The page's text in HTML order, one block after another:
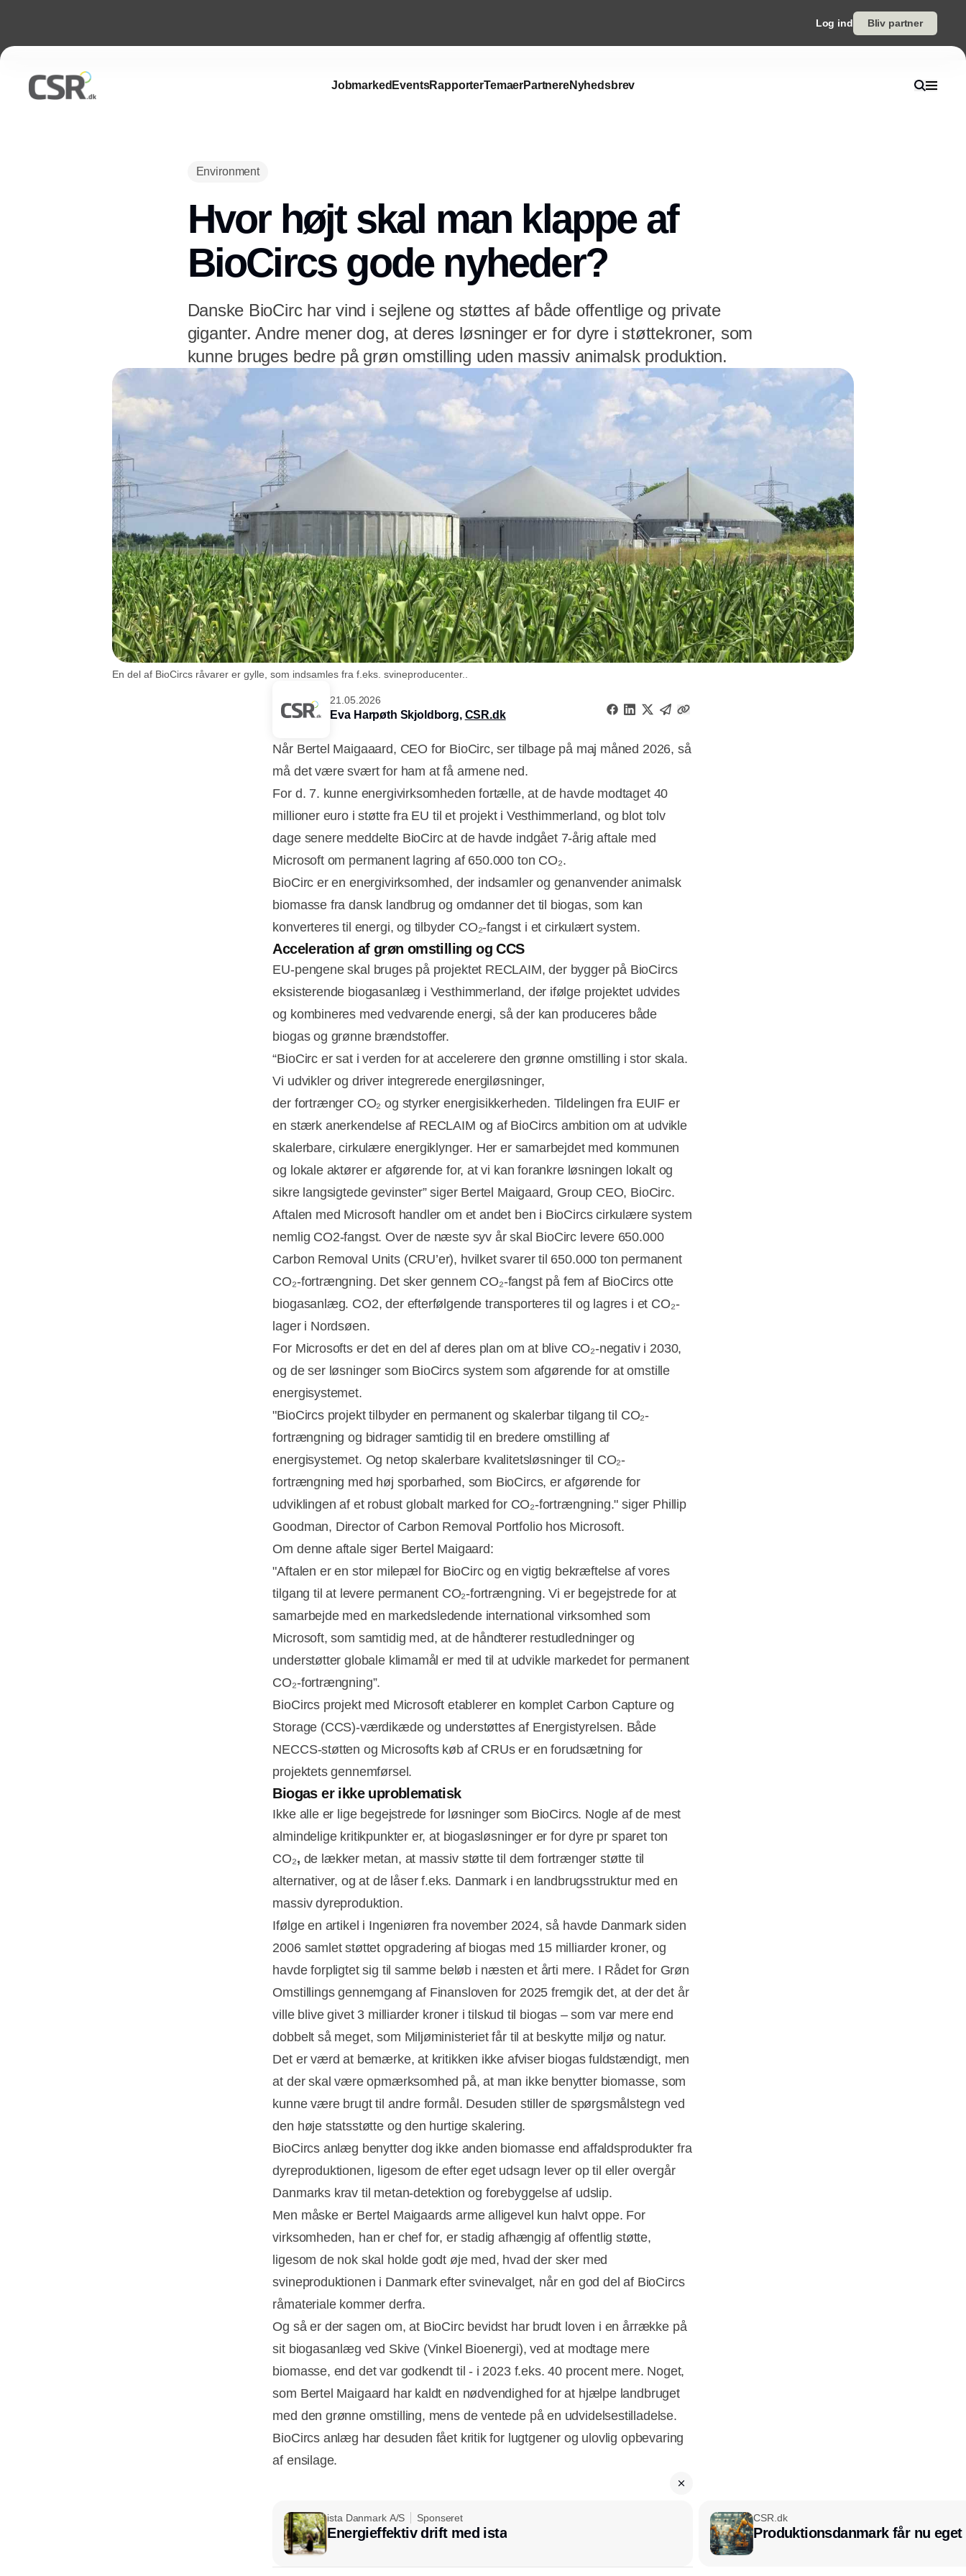
Log ind Bliv partner
Jobmarked EventsRapporterTemaerPartnereNyhedsbrev
Environment
Hvor højt skal man klappe af
BioCircs gode nyheder?
Danske BioCirc har vind i sejlene og støttes af både offentlige og private
giganter. Andre mener dog, at deres løsninger er for dyre i støttekroner, som
kunne bruges bedre på grøn omstilling uden massiv animalsk produktion.
En del af BioCircs råvarer er gylle, som indsamles fra f.eks. svineproducenter..
21.05.2026
Eva Harpøth Skjoldborg, CSR.dk
Når Bertel Maigaaard, CEO for BioCirc, ser tilbage på maj måned 2026, så
må det være svært for ham at få armene ned.
For d. 7. kunne energivirksomheden fortælle, at de havde modtaget 40
millioner euro i støtte fra EU til et projekt i Vesthimmerland, og blot tolv
dage senere meddelte BioCirc at de havde indgået 7-årig aftale med
Microsoft om permanent lagring af 650.000 ton CO₂.
Annonce
BioCirc er en energivirksomhed, der indsamler og genanvender animalsk
biomasse fra dansk landbrug og omdanner det til biogas, som kan
konverteres til energi, og tilbyder CO₂-fangst i et cirkulært system.
Acceleration af grøn omstilling og CCS
EU-pengene skal bruges på projektet RECLAIM, der bygger på BioCircs
eksisterende biogasanlæg i Vesthimmerland, der ifølge projektet udvides
og kombineres med vedvarende energi, så der kan produceres både
biogas og grønne brændstoffer.
“BioCirc er sat i verden for at accelerere den grønne omstilling i stor skala.
Vi udvikler og driver integrerede energiløsninger,
der fortrænger CO₂ og styrker energisikkerheden. Tildelingen fra EUIF er
en stærk anerkendelse af RECLAIM og af BioCircs ambition om at udvikle
skalerbare, cirkulære energiklynger. Her er samarbejdet med kommunen
og lokale aktører er afgørende for, at vi kan forankre løsningen lokalt og
sikre langsigtede gevinster” siger Bertel Maigaard, Group CEO, BioCirc.
Aftalen med Microsoft handler om et andet ben i BioCircs cirkulære system
nemlig CO2-fangst. Over de næste syv år skal BioCirc levere 650.000
Carbon Removal Units (CRU’er), hvilket svarer til 650.000 ton permanent
CO₂-fortrængning. Det sker gennem CO₂-fangst på fem af BioCircs otte
biogasanlæg. CO2, der efterfølgende transporteres til og lagres i et CO₂-
lager i Nordsøen.
For Microsofts er det en del af deres plan om at blive CO₂-negativ i 2030,
og de ser løsninger som BioCircs system som afgørende for at omstille
energisystemet.
"BioCircs projekt tilbyder en permanent og skalerbar tilgang til CO₂-
fortrængning og bidrager samtidig til en bredere omstilling af
energisystemet. Og netop skalerbare kvalitetsløsninger til CO₂-
fortrængning med høj sporbarhed, som BioCircs, er afgørende for
udviklingen af et robust globalt marked for CO₂-fortrængning." siger Phillip
Goodman, Director of Carbon Removal Portfolio hos Microsoft.
Om denne aftale siger Bertel Maigaard:
"Aftalen er en stor milepæl for BioCirc og en vigtig bekræftelse af vores
tilgang til at levere permanent CO₂-fortrængning. Vi er begejstrede for at
samarbejde med en markedsledende international virksomhed som
Microsoft, som samtidig med, at de håndterer restudledninger og
understøtter globale klimamål er med til at udvikle markedet for permanent
CO₂-fortrængning”.
BioCircs projekt med Microsoft etablerer en komplet Carbon Capture og
Storage (CCS)-værdikæde og understøttes af Energistyrelsen. Både
NECCS-støtten og Microsofts køb af CRUs er en forudsætning for
projektets gennemførsel.
Biogas er ikke uproblematisk
Ikke alle er lige begejstrede for løsninger som BioCircs. Nogle af de mest
almindelige kritikpunkter er, at biogasløsninger er for dyre pr sparet ton
CO₂, de lækker metan, at massiv støtte til dem fortrænger støtte til
alternativer, og at de låser f.eks. Danmark i en landbrugsstruktur med en
massiv dyreproduktion.
Ifølge en artikel i Ingeniøren fra november 2024, så havde Danmark siden
2006 samlet støttet opgradering af biogas med 15 milliarder kroner, og
havde forpligtet sig til samme beløb i næsten et årti mere. I Rådet for Grøn
Omstillings gennemgang af Finansloven for 2025 fremgik det, at der det år
ville blive givet 3 milliarder kroner i tilskud til biogas – som var mere end
dobbelt så meget, som Miljøministeriet får til at beskytte miljø og natur.
Det er værd at bemærke, at kritikken ikke afviser biogas fuldstændigt, men
at der skal være opmærksomhed på, at man ikke benytter biomasse, som
kunne være brugt til andre formål. Desuden stiller de spørgsmålstegn ved
den høje statsstøtte og den hurtige skalering.
BioCircs anlæg benytter dog ikke anden biomasse end affaldsprodukter fra
dyreproduktionen, ligesom de efter eget udsagn lever op til eller overgår
Danmarks krav til metan-detektion og forebyggelse af udslip.
Men måske er Bertel Maigaards arme alligevel kun halvt oppe. For
virksomheden, han er chef for, er stadig afhængig af offentlig støtte,
ligesom de nok skal holde godt øje med, hvad der sker med
svineproduktionen i Danmark efter svinevalget, når en god del af BioCircs
råmateriale kommer derfra.
Og så er der sagen om, at BioCirc bevidst har brudt loven i en årrække på
sit biogasanlæg ved Skive (Vinkel Bioenergi), ved at modtage mere
biomasse, end det var godkendt til - i 2023 f.eks. 40 procent mere. Noget,
som Bertel Maigaard har kaldt en nødvendighed for at hjælpe landbruget
med den grønne omstilling, mens de ventede på en udvidelsestilladelse.
BioCircs anlæg har desuden fået kritik for lugtgener og ulovlig opbevaring
af ensilage.
ista Danmark A/S Sponseret
Energieffektiv drift med ista
CSR.dk
Produktionsdanmark får nu eget